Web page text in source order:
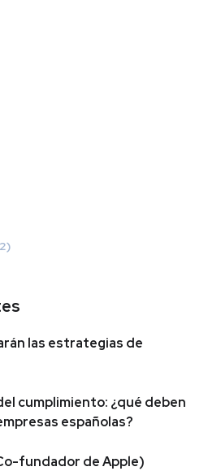
las estrategias de
cumplimiento: ¿qué deben
españolas?
fundador de Apple)